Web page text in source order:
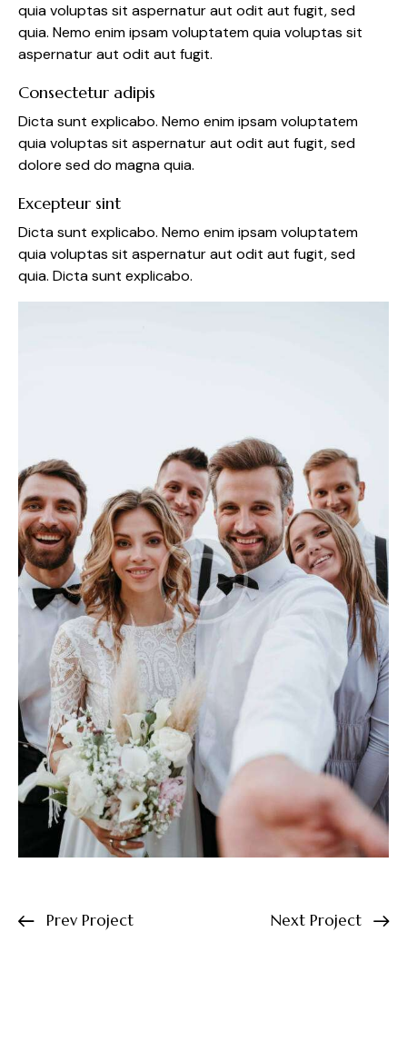
quia voluptas sit aspernatur aut odit aut fugit, sed
quia. Nemo enim ipsam voluptatem quia voluptas sit
aspernatur aut odit aut fugit.
Consectetur adipis
Dicta sunt explicabo. Nemo enim ipsam voluptatem
quia voluptas sit aspernatur aut odit aut fugit, sed
dolore sed do magna quia.
Excepteur sint
Dicta sunt explicabo. Nemo enim ipsam voluptatem
quia voluptas sit aspernatur aut odit aut fugit, sed
quia. Dicta sunt explicabo.
Prev Project Next Project